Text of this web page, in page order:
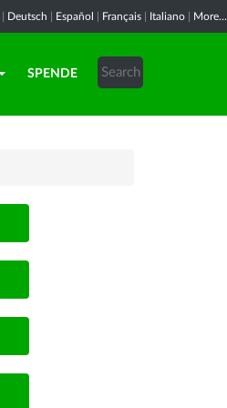
Deutsch Español Français Italiano More...
SPENDE